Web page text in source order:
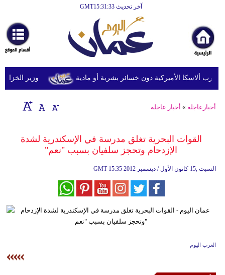
آخر تحديث GMT15:31:33
أخبارعاجلة
رياضة
ثقافة
إقتصاد
وموسيقى
سياحة
ديكور
وزير الخزانة
أخبارعاجلة » أخبار عاجلة
القوات البحرية تغلق مدرسة في الإسكندرية لشدة
الإزدحام وتحجز سلفيان بسبب "نعم"
GMT 15:35 2012 السبت ,15 كانون الأول / ديسمبر
العرب اليوم